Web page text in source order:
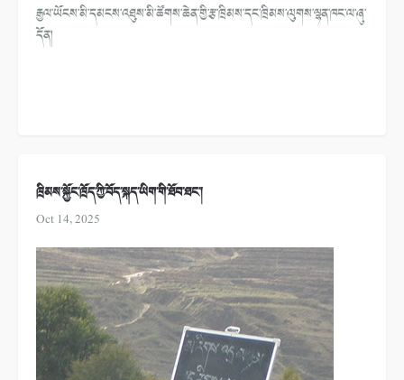
རྒྱལ་ཡོངས་མི་དམངས་འཐུས་མི་ཚོགས་ཆེན་གྱི་རྩ་ཁྲིམས་དང་ཁྲིམས་ལུགས་ལྷན་ཁང་ལ་ཞུ་
དོན།
ཁྲིམས་སྐྱོང་ཁྲོད་ཀྱི་བོད་སྐད་ཡིག་གི་ཐོབ་ཐང་།
Oct 14, 2025